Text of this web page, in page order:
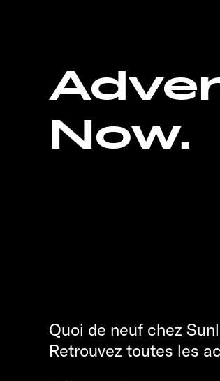
Now.
Quoi de neuf chez
Retrouvez toutes les